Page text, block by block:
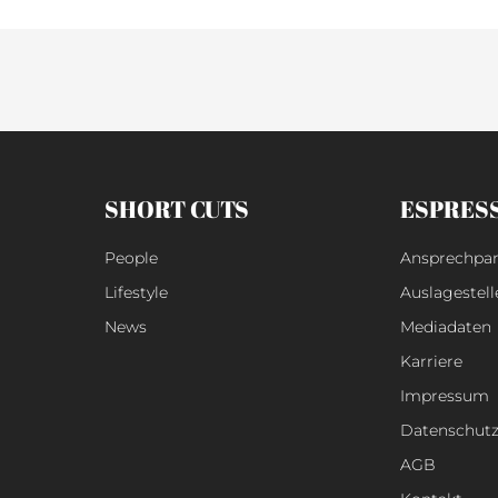
SHORT CUTS
People
Lifestyle
News
Mediadaten
Karriere
Impressum
Datenschutz
AGB